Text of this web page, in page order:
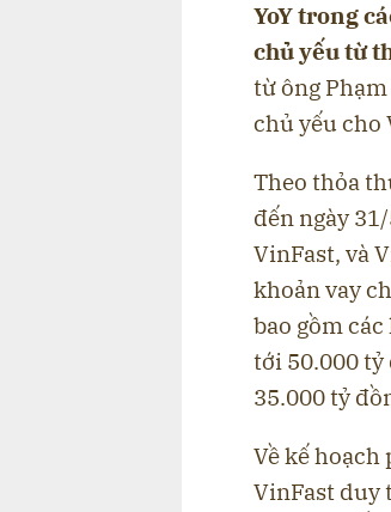
YoY trong
chủ yếu từ
từ ông
chủ yếu cho
Theo thỏa
đến ngày
VinFast, và
khoản vay
bao gồm
tới 50.000 tỷ
35.000 tỷ
Về kế hoạch
VinFast duy